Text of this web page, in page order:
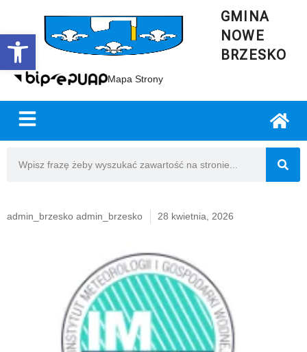
Open toolbar
GMINA
NOWE
BRZESKO
Mapa Strony
admin_brzesko admin_brzesko 28 kwietnia, 2026